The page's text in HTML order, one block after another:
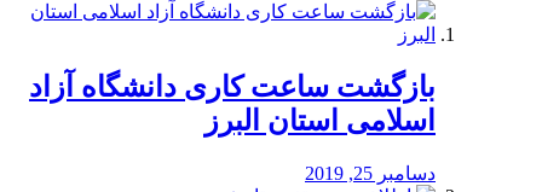
بازگشت ساعت کاری دانشگاه آزاد
اسلامی استان البرز
دسامبر 25, 2019